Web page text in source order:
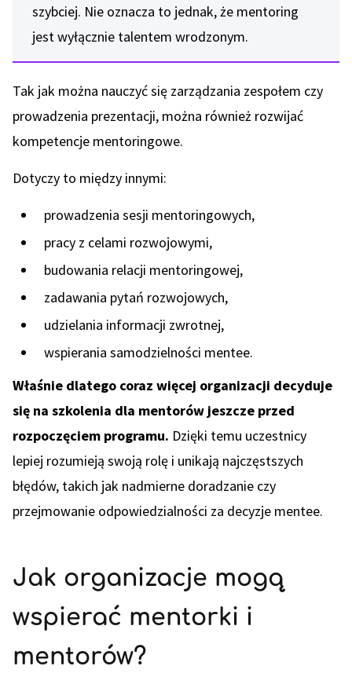
szybciej. Nie oznacza to jednak, że mentoring
jest wyłącznie talentem wrodzonym.
Tak jak można nauczyć się zarządzania zespołem czy
prowadzenia prezentacji, można również rozwijać
kompetencje mentoringowe.
Dotyczy to między innymi:
prowadzenia sesji mentoringowych,
pracy z celami rozwojowymi,
budowania relacji mentoringowej,
zadawania pytań rozwojowych,
udzielania informacji zwrotnej,
wspierania samodzielności mentee.
Właśnie dlatego coraz więcej organizacji decyduje
się na szkolenia dla mentorów jeszcze przed
rozpoczęciem programu. Dzięki temu uczestnicy
lepiej rozumieją swoją rolę i unikają najczęstszych
błędów, takich jak nadmierne doradzanie czy
przejmowanie odpowiedzialności za decyzje mentee.
Jak organizacje mogą
wspierać mentorki i
mentorów?